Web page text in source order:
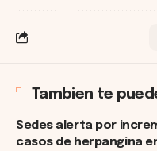
Tambien te
Sedes alerta por
casos de herpangina